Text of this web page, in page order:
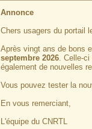
Annonce
Chers usagers du portail
Après vingt ans de bons
septembre 2026. Celle-
également de nouvelles
Vous pouvez tester la
En vous remerciant,
L'équipe du CNRTL